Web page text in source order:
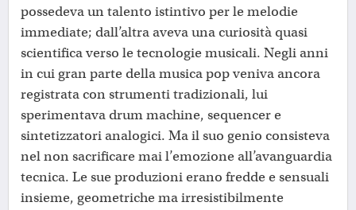
possedeva un talento istintivo per le melodie
immediate; dall’altra aveva una curiosità quasi
scientifica verso le tecnologie musicali. Negli anni
in cui gran parte della musica pop veniva ancora
registrata con strumenti tradizionali, lui
sperimentava drum machine, sequencer e
sintetizzatori analogici. Ma il suo genio consisteva
nel non sacrificare mai l’emozione all’avanguardia
tecnica. Le sue produzioni erano fredde e sensuali
insieme, geometriche ma irresistibilmente